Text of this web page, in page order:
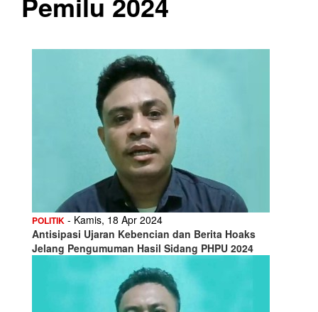
POLITIK - Kamis, 18 Apr 2024
Antisipasi Ujaran Kebencian dan Berita Hoaks
Jelang Pengumuman Hasil Sidang PHPU 2024